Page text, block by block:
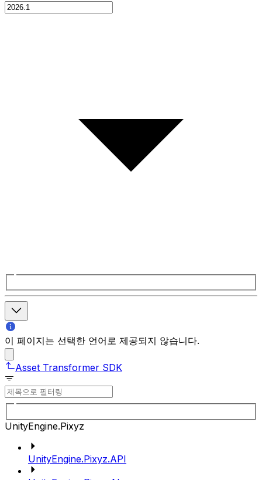
이 페이지는 선택한 언어로 제공되지 않습니다.
Asset Transformer SDK
UnityEngine.Pixyz
UnityEngine.Pixyz.API